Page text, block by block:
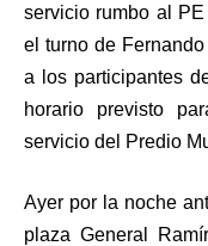
servicio rumbo al
el turno de
a los participantes
horario previsto
servicio del Predio
Ayer por la noche
plaza General